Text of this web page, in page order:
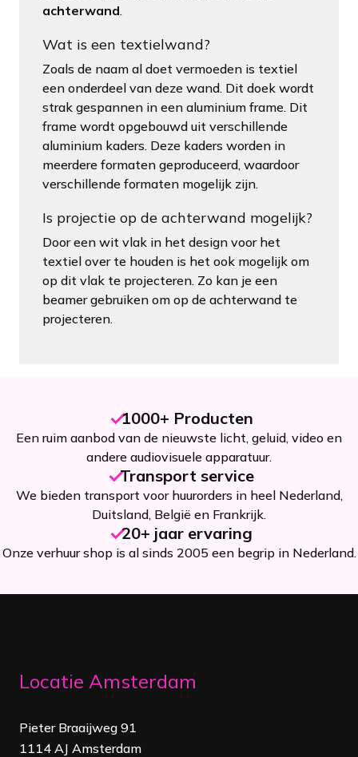
achterwand.
Wat is een textielwand?
Zoals de naam al doet vermoeden is textiel
een onderdeel van deze wand. Dit doek wordt
strak gespannen in een aluminium frame. Dit
frame wordt opgebouwd uit verschillende
aluminium kaders. Deze kaders worden in
meerdere formaten geproduceerd, waardoor
verschillende formaten mogelijk zijn.
Is projectie op de achterwand mogelijk?
Door een wit vlak in het design voor het
textiel over te houden is het ook mogelijk om
op dit vlak te projecteren. Zo kan je een
beamer gebruiken om op de achterwand te
projecteren.
1000+ Producten
Een ruim aanbod van de nieuwste licht, geluid, video en
andere audiovisuele apparatuur.
Transport service
We bieden transport voor huurorders in heel Nederland,
Duitsland, België en Frankrijk.
20+ jaar ervaring
Onze verhuur shop is al sinds 2005 een begrip in Nederland.
Locatie Amsterdam
Pieter Braaijweg 91
1114 AJ Amsterdam